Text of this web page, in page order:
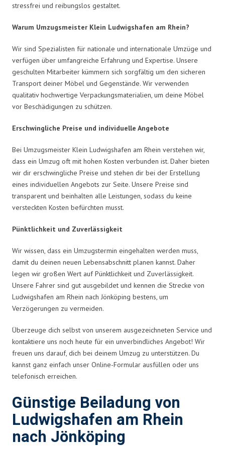
stressfrei und reibungslos gestaltet.
Warum Umzugsmeister Klein Ludwigshafen am Rhein?
Wir sind Spezialisten für nationale und internationale Umzüge und
verfügen über umfangreiche Erfahrung und Expertise. Unsere
geschulten Mitarbeiter kümmern sich sorgfältig um den sicheren
Transport deiner Möbel und Gegenstände. Wir verwenden
qualitativ hochwertige Verpackungsmaterialien, um deine Möbel
vor Beschädigungen zu schützen.
Erschwingliche Preise und individuelle Angebote
Bei Umzugsmeister Klein Ludwigshafen am Rhein verstehen wir,
dass ein Umzug oft mit hohen Kosten verbunden ist. Daher bieten
wir dir erschwingliche Preise und stehen dir bei der Erstellung
eines individuellen Angebots zur Seite. Unsere Preise sind
transparent und beinhalten alle Leistungen, sodass du keine
versteckten Kosten befürchten musst.
Pünktlichkeit und Zuverlässigkeit
Wir wissen, dass ein Umzugstermin eingehalten werden muss,
damit du deinen neuen Lebensabschnitt planen kannst. Daher
legen wir großen Wert auf Pünktlichkeit und Zuverlässigkeit.
Unsere Fahrer sind gut ausgebildet und kennen die Strecke von
Ludwigshafen am Rhein nach Jönköping bestens, um
Verzögerungen zu vermeiden.
Überzeuge dich selbst von unserem ausgezeichneten Service und
kontaktiere uns noch heute für ein unverbindliches Angebot! Wir
freuen uns darauf, dich bei deinem Umzug zu unterstützen. Du
kannst ganz einfach unser Online-Formular ausfüllen oder uns
telefonisch erreichen.
Günstige Beiladung von
Ludwigshafen am Rhein
nach Jönköping